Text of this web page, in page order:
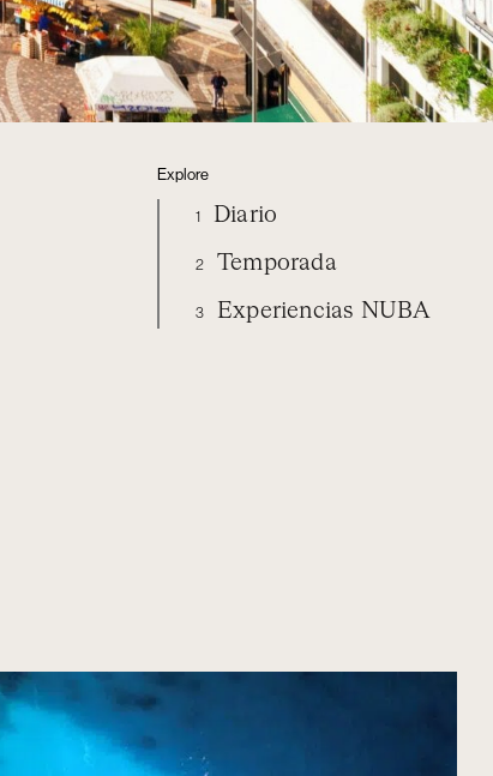
Explore
1 Diario
2 Temporada
3 Experiencias NUBA